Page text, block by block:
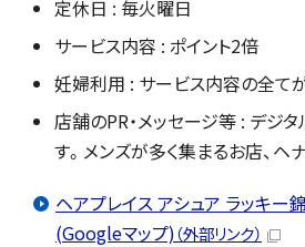
定休日 : 毎火曜日
サービス内容 : ポイント2倍
妊婦利用 : サービス内容の全て
店舗のPR・メッセージ等 : デジ
す。メンズが多く集まるお店、ヘ
ヘアプレイス アシュア ラッキー
(Googleマップ)（外部リンク）